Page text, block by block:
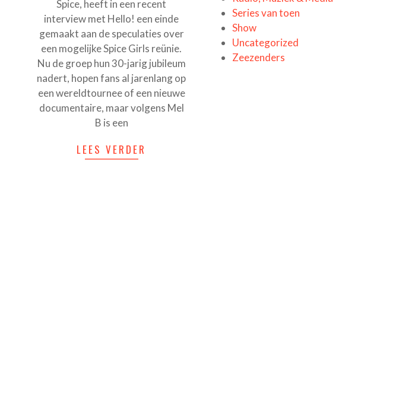
Spice, heeft in een recent
interview met Hello! een einde
gemaakt aan de speculaties over
een mogelijke Spice Girls reünie.
Nu de groep hun 30-jarig jubileum
nadert, hopen fans al jarenlang op
een wereldtournee of een nieuwe
documentaire, maar volgens Mel
B is een
LEES VERDER
Series van toen
Show
Uncategorized
Zeezenders